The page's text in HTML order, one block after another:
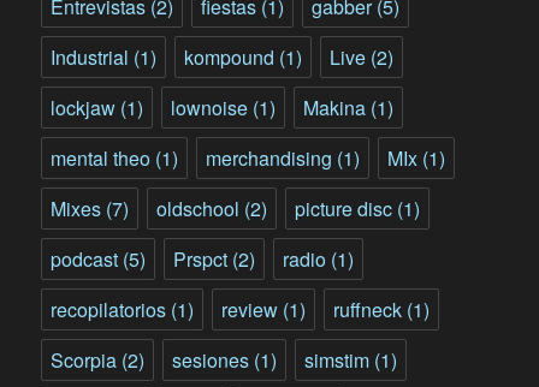
Entrevistas (2) fiestas (1) gabber(5)
Industrial (1) kompound (1) Live (2)
lockjaw (1) lownoise (1) Makina (1)
mental theo (1) merchandising (1) MIx (1)
Mixes (7) oldschool (2) picture disc (1)
podcast (5) Prspct (2) radio (1)
recopilatorios (1) review (1) ruffneck (1)
Scorpia (2) sesiones (1) simstim (1)